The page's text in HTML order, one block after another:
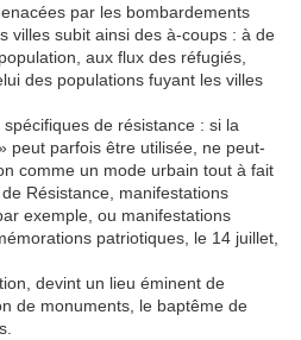
par les bombardements
villes subit ainsi des à-coups : à de
aux flux des réfugiés,
des populations fuyant les villes
de résistance : si la
peut parfois être utilisée, ne peut-
comme un mode urbain tout à fait
Résistance, manifestations
exemple, ou manifestations
patriotiques, le 14 juillet,
devint un lieu éminent de
de monuments, le baptême de